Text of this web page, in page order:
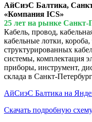
АйСиэС Балтика,
«Компания ICS»
25 лет на рынке Санкт-
Кабель, провод,
кабельные лотки,
структурированных
системы, комплектация
приборы, инструмент,
склада в Санкт-
АйСиэС Балтика на
Скачать подробную